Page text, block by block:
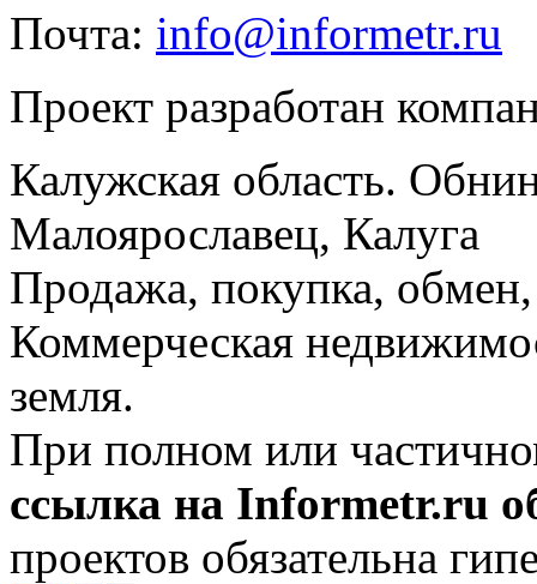
Почта: info@informetr.ru
Проект разработан
Калужская область.
Малоярославец, Калуга
Продажа, покупка, обмен,
Коммерческая
земля.
При полном или
ссылка на Informetr.ru
проектов обязательна